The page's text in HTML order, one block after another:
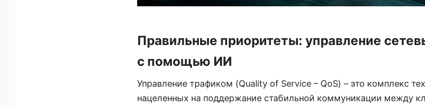
Правильные приоритеты: управление
с помощью ИИ
Управление трафиком (Quality of Service – QoS) – это комплекс
нацеленных на поддержание стабильной коммуникации между